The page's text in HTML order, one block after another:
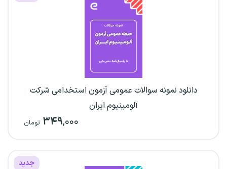
دانلود نمونه سوالات عمومی آزمون استخدامی شرکت
آلومینیوم ایران
۳۴۹,۰۰۰ تومان
جدید